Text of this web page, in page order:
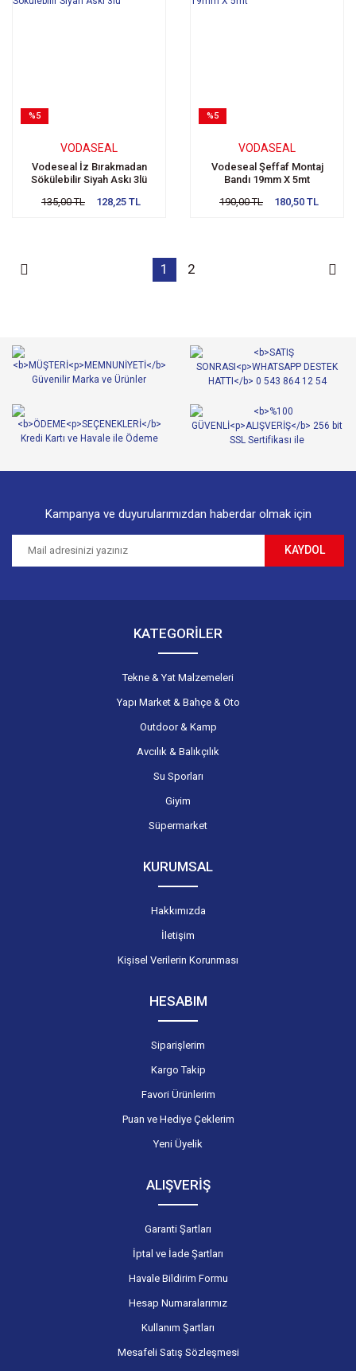
%5
VODASEAL
Vodeseal İz Bırakmadan
Sökülebilir Siyah Askı 3lü
135,00 TL
128,25 TL
%5
VODASEAL
Vodeseal Şeffaf Montaj
Bandı 19mm X 5mt
190,00 TL
180,50 TL
1 2
Kampanya ve duyurularımızdan haberdar olmak için
KAYDOL
KATEGORİLER
Tekne & Yat Malzemeleri
Yapı Market & Bahçe & Oto
Outdoor & Kamp
Avcılık & Balıkçılık
Su Sporları
Giyim
Süpermarket
KURUMSAL
Hakkımızda
İletişim
Kişisel Verilerin Korunması
HESABIM
Siparişlerim
Kargo Takip
Favori Ürünlerim
Puan ve Hediye Çeklerim
Yeni Üyelik
ALIŞVERİŞ
Garanti Şartları
İptal ve İade Şartları
Havale Bildirim Formu
Hesap Numaralarımız
Kullanım Şartları
Mesafeli Satış Sözleşmesi